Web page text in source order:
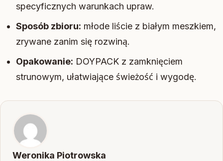
specyficznych warunkach upraw.
Sposób zbioru: młode liście z białym meszkiem,
zrywane zanim się rozwiną.
Opakowanie: DOYPACK z zamknięciem
strunowym, ułatwiające świeżość i wygodę.
Weronika Piotrowska